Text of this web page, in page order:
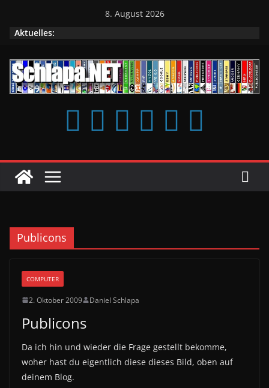
8. August 2026
Aktuelles:
Publicons
COMPUTER
2. Oktober 2009 Daniel Schlapa
Publicons
Da ich hin und wieder die Frage gestellt bekomme,
woher hast du eigentlich diese dieses Bild, oben auf
deinem Blog.